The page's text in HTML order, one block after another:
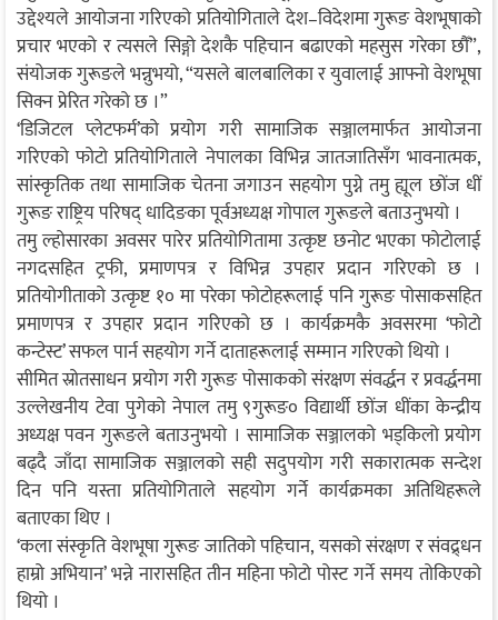
उद्देश्यले आयोजना गरिएको प्रतियोगिताले देश–विदेशमा गुरूङ वेशभूषाको
प्रचार भएको र त्यसले सिङ्गो देशकै पहिचान बढाएको महसुस गरेका छौँ”,
संयोजक गुरूङले भन्नुभयो, “यसले बालबालिका र युवालाई आफ्नो वेशभूषा
सिक्न प्रेरित गरेको छ ।”
‘डिजिटल प्लेटफर्म’को प्रयोग गरी सामाजिक सञ्जालमार्फत आयोजना
गरिएको फोटो प्रतियोगिताले नेपालका विभिन्न जातजातिसँग भावनात्मक,
सांस्कृतिक तथा सामाजिक चेतना जगाउन सहयोग पुग्ने तमु ह्यूल छोंज धीं
गुरूङ राष्ट्रिय परिषद् धादिङका पूर्वअध्यक्ष गोपाल गुरूङले बताउनुभयो ।
तमु ल्होसारका अवसर पारेर प्रतियोगितामा उत्कृष्ट छनोट भएका फोटोलाई
नगदसहित ट्रफी, प्रमाणपत्र र विभिन्न उपहार प्रदान गरिएको छ ।
प्रतियोगीताको उत्कृष्ट १० मा परेका फोटोहरूलाई पनि गुरूङ पोसाकसहित
प्रमाणपत्र र उपहार प्रदान गरिएको छ । कार्यक्रमकै अवसरमा ‘फोटो
कन्टेस्ट’ सफल पार्न सहयोग गर्ने दाताहरूलाई सम्मान गरिएको थियो ।
सीमित स्रोतसाधन प्रयोग गरी गुरूङ पोसाकको संरक्षण संवर्द्धन र प्रवर्द्धनमा
उल्लेखनीय टेवा पुगेको नेपाल तमु ९गुरूङ० विद्यार्थी छोंज धींका केन्द्रीय
अध्यक्ष पवन गुरूङले बताउनुभयो । सामाजिक सञ्जालको भड्किलो प्रयोग
बढ्दै जाँदा सामाजिक सञ्जालको सही सदुपयोग गरी सकारात्मक सन्देश
दिन पनि यस्ता प्रतियोगिताले सहयोग गर्ने कार्यक्रमका अतिथिहरूले
बताएका थिए ।
‘कला संस्कृति वेशभूषा गुरूङ जातिको पहिचान, यसको संरक्षण र संवद्र्धन
हाम्रो अभियान’ भन्ने नारासहित तीन महिना फोटो पोस्ट गर्ने समय तोकिएको
थियो ।